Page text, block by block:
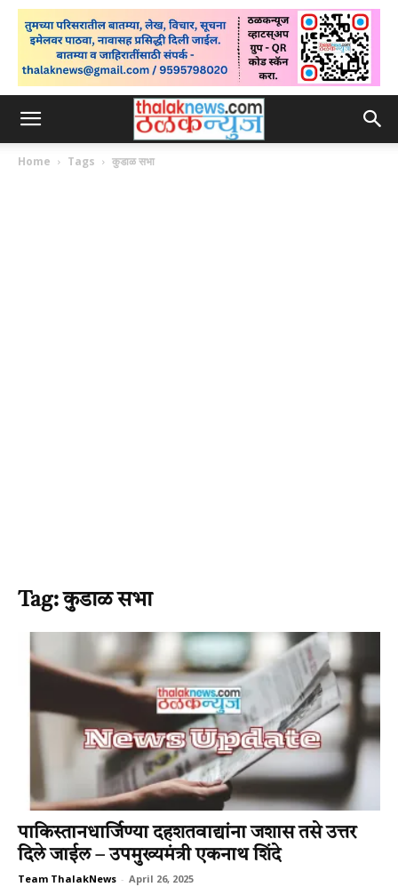
Home Tags कुडाळ सभा
Tag: कुडाळ सभा
पाकिस्तानधार्जिण्या दहशतवाद्यांना जशास तसे उत्तर
दिले जाईल – उपमुख्यमंत्री एकनाथ शिंदे
Team ThalakNews - April 26, 2025